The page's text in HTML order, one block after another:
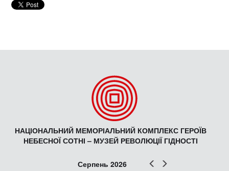
НАЦІОНАЛЬНИЙ МЕМОРІАЛЬНИЙ КОМПЛЕКС ГЕРОЇВ
НЕБЕСНОЇ СОТНІ – МУЗЕЙ РЕВОЛЮЦІЇ ГІДНОСТІ
Попер
Серпень 2026